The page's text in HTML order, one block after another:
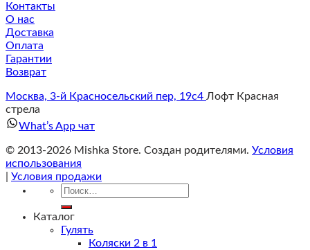
Контакты
О нас
Доставка
Оплата
Гарантии
Возврат
Москва, 3-й Красносельский пер, 19с4 Лофт Красная
стрела
What’s App чат
© 2013-2026 Mishka Store. Cоздан родителями. Условия
использования
Условия продажи
Искать:
Каталог
Гулять
Коляски 2 в 1